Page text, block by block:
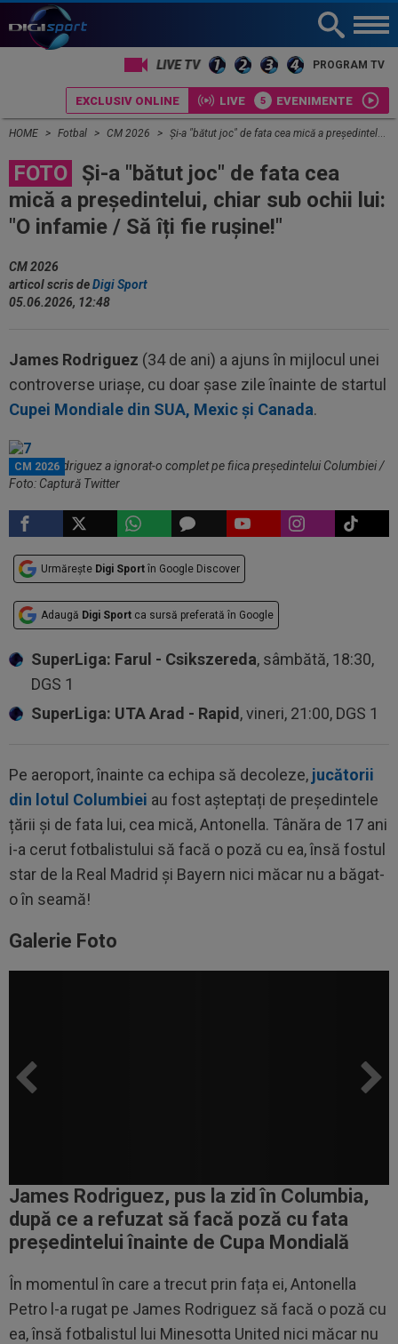
PROGRAM TV
EXCLUSIV ONLINE LIVE EVENIMENTE
HOME Fotbal CM 2026 Și-a "bătut joc" de fata cea mică a președintelui, chiar sub ochii lui: "O infamie / Să îți fie rușine!"
FOTO
Și-a "bătut joc" de fata cea
mică a președintelui, chiar sub ochii lui:
"O infamie / Să îți fie rușine!"
CM 2026
articol scris deDigi Sport
05.06.2026, 12:48
James Rodriguez (34 de ani) a ajuns în mijlocul unei
controverse uriașe, cu doar șase zile înainte de startul
Cupei Mondiale din SUA, Mexic și Canada.
CM 2026
James Rodriguez a ignorat-o complet pe fiica președintelui Columbiei /
Foto: Captură Twitter
Urmărește Digi Sport în Google Discover
Adaugă Digi Sport ca sursă preferată în Google
SuperLiga: Farul - Csikszereda, sâmbătă, 18:30,
DGS 1
SuperLiga: UTA Arad - Rapid , vineri, 21:00, DGS 1
Pe aeroport, înainte ca echipa să decoleze, jucătorii
din lotul Columbiei au fost așteptați de președintele
țării și de fata lui, cea mică, Antonella. Tânăra de 17 ani
i-a cerut fotbalistului să facă o poză cu ea, însă fostul
star de la Real Madrid și Bayern nici măcar nu a băgat-
o în seamă!
Galerie Foto
James Rodriguez, pus la zid în Columbia,
după ce a refuzat să facă poză cu fata
președintelui înainte de Cupa Mondială
În momentul în care a trecut prin fața ei, Antonella
Petro l-a rugat pe James Rodriguez să facă o poză cu
ea, însă fotbalistul lui Minesotta United nici măcar nu